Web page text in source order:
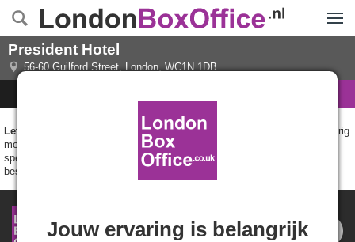
President Hotel
56-60 Guilford Street,London,WC1N 1DB
Let op
: hoewel we proberen ervoor te zorgen dat het zitplan zo nauwkeurig
mogelijk is, is het mogelijk dat er kleine variaties zijn. Klanten met
specifieke eisen wordt geadviseerd om dit met ons voor de boeking te
bespreken om verwarring te voorkomen.
Jouw ervaring is belangrijk